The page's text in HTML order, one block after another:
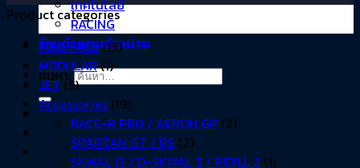
เทคโนโลยี
RACING
ร้านตัวแทนจำหน่าย
ค้นหา:
Product categories
FULL FACE(13)
MODULAR(1)
JET (5)
Accessories (19)
RACE-R PRO / AERON GP (2)
SPARTAN GT / RS (2)
SKWAL i3 / D-SKWAL 3 / RIDILL 2 (1)